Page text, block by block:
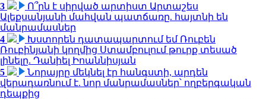
3
Ո՞րն է սիրված արտիստ Արտաշես
Ալեքսանյանի մահվան պատճառը. հայտնի են
մանրամասներ
4
Խստորեն դատապարտում եմ Ռուբեն
Ռուբինյանի կողմից Ստամբուլում թուրք տեսած
լինելը. Դանիել Իոաննիսյան
5
Նորայրը մեկնել էր հանգստի, արդեն
վերադառնում է. նոր մանրամասներ՝ ողբերգական
դեպքից